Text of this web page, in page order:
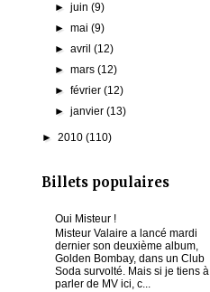
►juin(9)
►mai(9)
►avril(12)
►mars(12)
►février(12)
►janvier(13)
► 2010 (110)
Billets populaires
Oui Misteur !
Misteur Valaire a lancé mardi
dernier son deuxième album,
Golden Bombay, dans un Club
Soda survolté. Mais si je tiens à
parler de MV ici, c...